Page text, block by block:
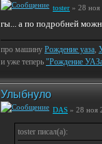
toster » 28
гы... а по подробней
про машину Рождение уаза,
и уже теперь "Рождение
Улыбнуло
DAS » 28 ноя
toster писал(а):